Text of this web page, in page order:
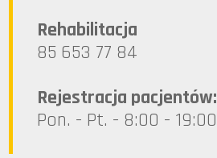
Rehabilitacja
85 653 77 84
Rejestracja pacjentów:
Pon. - Pt. - 8:00 - 19:00